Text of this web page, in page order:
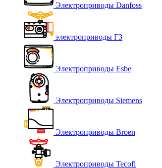
Электроприводы Danfoss
электроприводы ГЗ
Электроприводы Esbe
Электроприводы Siemens
Электроприводы Broen
Электроприводы Tecofi